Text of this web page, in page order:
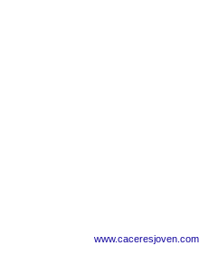
www.caceresjoven.com